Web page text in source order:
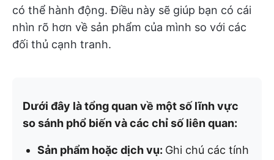
có thể hành động. Điều này sẽ giúp bạn có cái
nhìn rõ hơn về sản phẩm của mình so với các
đối thủ cạnh tranh.
Dưới đây là tổng quan về một số lĩnh vực
so sánh phổ biến và các chỉ số liên quan:
Sản phẩm hoặc dịch vụ: Ghi chú các tính